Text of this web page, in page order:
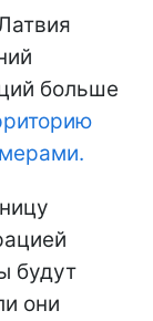
больше
будут
они